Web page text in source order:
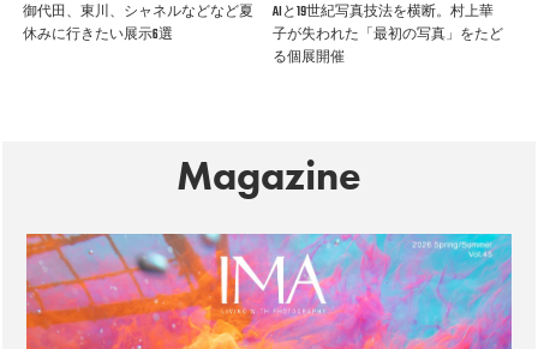
御代田、東川、シャネルなどなど夏
休みに行きたい展示6選
AIと19世紀写真技法を横断。村上華
子が失われた「最初の写真」をたど
る個展開催
Magazine